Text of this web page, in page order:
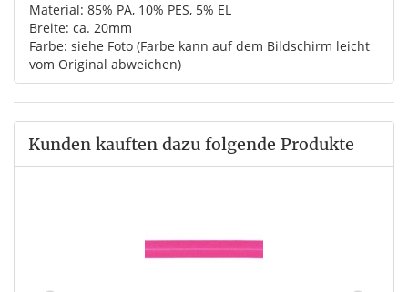
Material: 85% PA, 10% PES, 5% EL
Breite: ca. 20mm
Farbe: siehe Foto (Farbe kann auf dem Bildschirm leicht
vom Original abweichen)
Kunden kauften dazu folgende Produkte